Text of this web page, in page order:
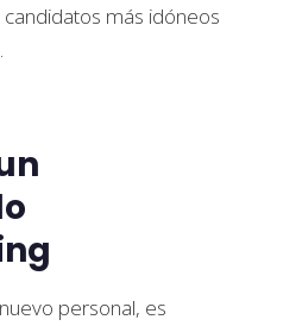
más idóneos
personal, es